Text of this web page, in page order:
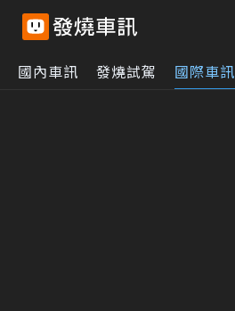
國內車訊 發燒試駕 國際車訊